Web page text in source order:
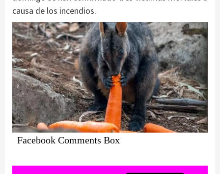
causa de los incendios.
Facebook Comments Box